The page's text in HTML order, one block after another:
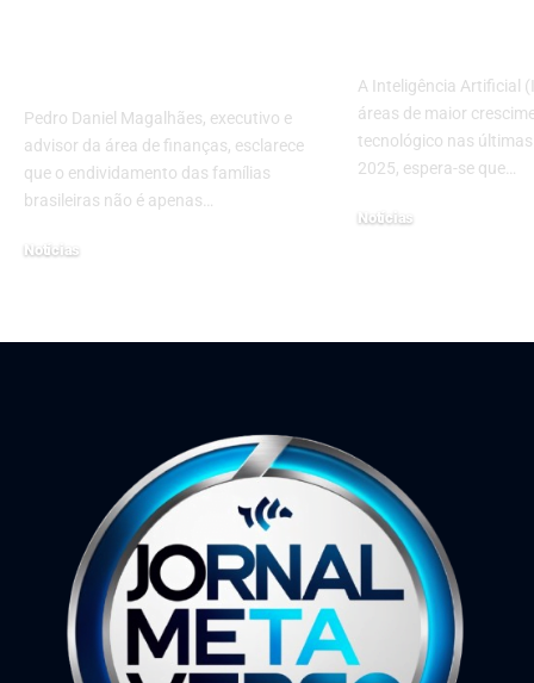
Pedro Daniel Magalhães, executivo e
advisor da área de finanças, esclarece
que o endividamento das famílias
brasileiras não é apenas…
Notícias
A Inteligência Artificial
áreas de maior
tecnológico nas
2025, espera-se que…
Notícias